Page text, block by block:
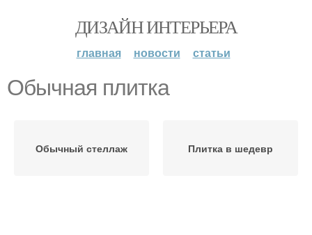
ДИЗАЙН ИНТЕРЬЕРА
главная новости статьи
Обычная плитка
Обычный стеллаж Плитка в шедевр